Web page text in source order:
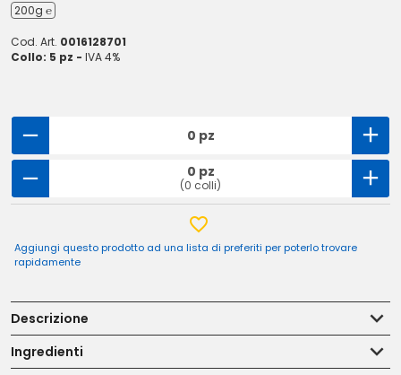
200g ℮
Cod. Art. 0016128701
Collo: 5 pz - IVA 4%
0 pz
0 pz
(0 colli)
Aggiungi questo prodotto ad una lista di preferiti per poterlo trovare
rapidamente
Descrizione
Ingredienti